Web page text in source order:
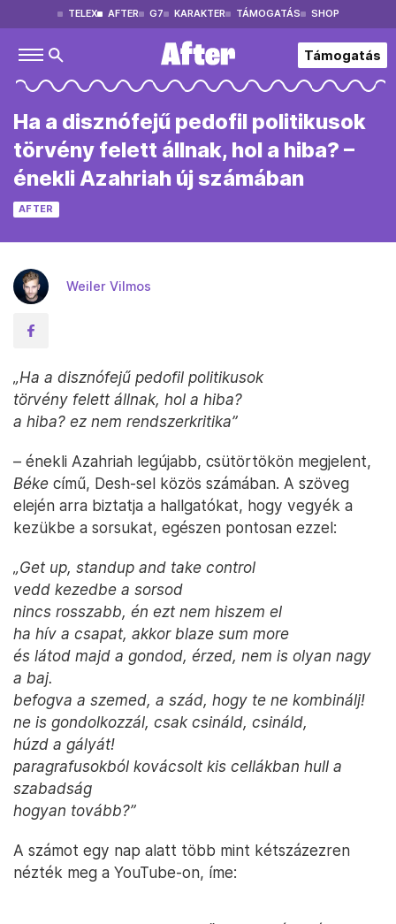
TELEX AFTER G7 KARAKTER TÁMOGATÁS SHOP
Támogatás
Ha a disznófejű pedofil politikusok
törvény felett állnak, hol a hiba? –
énekli Azahriah új számában
AFTER
Weiler Vilmos
„Ha a disznófejű pedofil politikusok
törvény felett állnak, hol a hiba?
a hiba? ez nem rendszerkritika”
– énekli Azahriah legújabb, csütörtökön megjelent,
Béke című, Desh-sel közös számában. A szöveg
elején arra biztatja a hallgatókat, hogy vegyék a
kezükbe a sorsukat, egészen pontosan ezzel:
„Get up, standup and take control
vedd kezedbe a sorsod
nincs rosszabb, én ezt nem hiszem el
ha hív a csapat, akkor blaze sum more
és látod majd a gondod, érzed, nem is olyan nagy
a baj.
befogva a szemed, a szád, hogy te ne kombinálj!
ne is gondolkozzál, csak csináld, csináld,
húzd a gályát!
paragrafusokból kovácsolt kis cellákban hull a
szabadság
hogyan tovább?”
A számot egy nap alatt több mint kétszázezren
nézték meg a YouTube-on, íme: